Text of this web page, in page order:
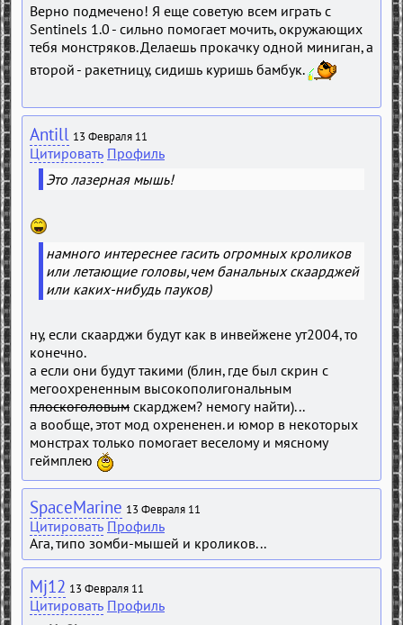
Верно подмечено! Я еще советую всем играть с
Sеntinels 1.0 - сильно помогает мочить, окружающих
тебя монстряков. Делаешь прокачку одной миниган, а
второй - ракетницу, сидишь куришь бамбук.
Antill 13 Февраля 11
Цитировать Профиль
Это лазерная мышь!
намного интереснее гасить огромных кроликов
или летающие головы,чем банальных скаарджей
или каких-нибудь пауков)
ну, если скаарджи будут как в инвейжене ут2004, то
конечно.
а если они будут такими (блин, где был скрин с
мегоохрененным высокополигональным
плоскоголовым скарджем? немогу найти)...
а вообще, этот мод охрененен. и юмор в некоторых
монстрах только помогает веселому и мясному
геймплею
SpaceMarine 13 Февраля 11
Цитировать Профиль
Ага, типо зомби-мышей и кроликов...
Mj12 13 Февраля 11
Цитировать Профиль